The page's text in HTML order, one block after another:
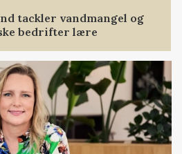
tackler vandmangel og
bedrifter lære